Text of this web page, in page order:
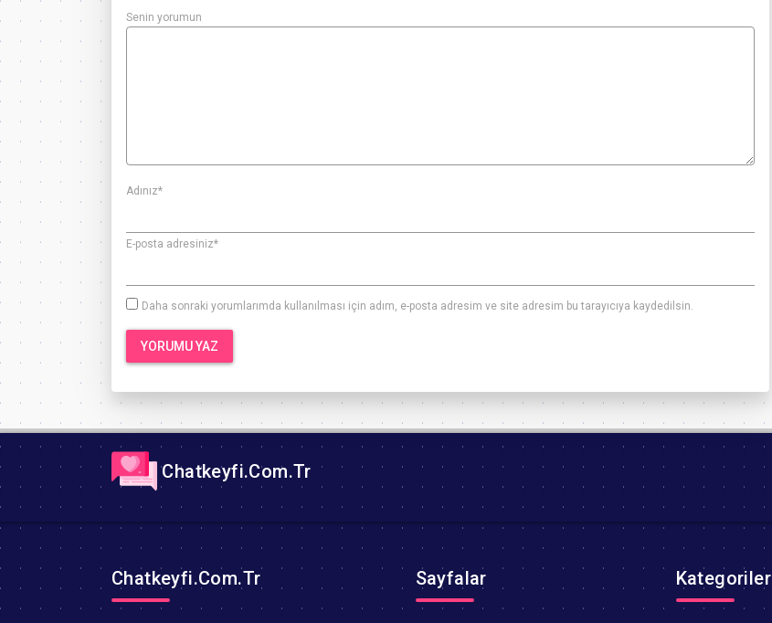
Senin yorumun
Adınız*
E-posta adresiniz*
Daha sonraki yorumlarımda kullanılması için adım, e-posta adresim ve site adresim bu tarayıcıya kaydedilsin.
Chatkeyfi.Com.Tr
Chatkeyfi.Com.Tr Sayfalar Kategoriler